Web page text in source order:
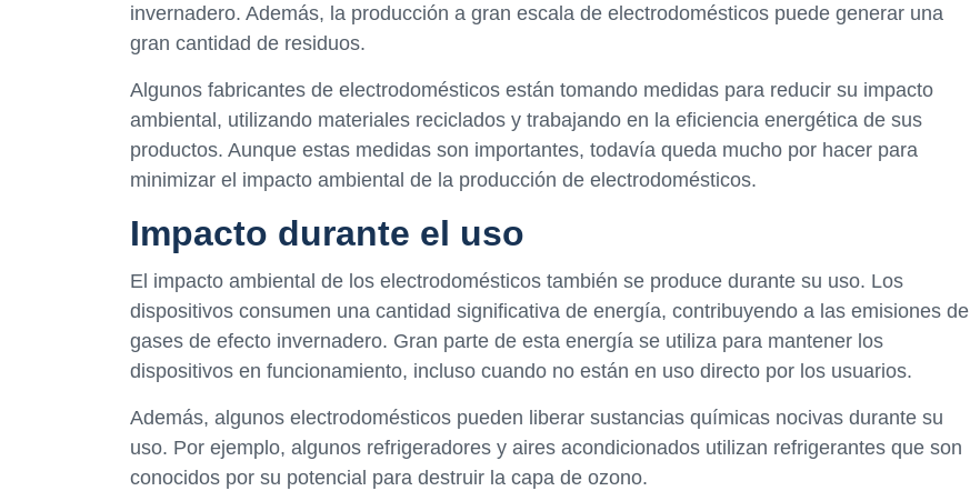
invernadero. Además, la producción a gran escala de electrodomésticos puede generar una
gran cantidad de residuos.
Algunos fabricantes de electrodomésticos están tomando medidas para reducir su impacto
ambiental, utilizando materiales reciclados y trabajando en la eficiencia energética de sus
productos. Aunque estas medidas son importantes, todavía queda mucho por hacer para
minimizar el impacto ambiental de la producción de electrodomésticos.
Impacto durante el uso
El impacto ambiental de los electrodomésticos también se produce durante su uso. Los
dispositivos consumen una cantidad significativa de energía, contribuyendo a las emisiones de
gases de efecto invernadero. Gran parte de esta energía se utiliza para mantener los
dispositivos en funcionamiento, incluso cuando no están en uso directo por los usuarios.
Además, algunos electrodomésticos pueden liberar sustancias químicas nocivas durante su
uso. Por ejemplo, algunos refrigeradores y aires acondicionados utilizan refrigerantes que son
conocidos por su potencial para destruir la capa de ozono.